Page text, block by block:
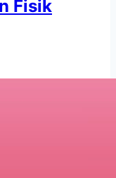
Fisik